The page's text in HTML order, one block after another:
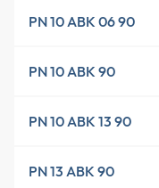
PN 10 ABK 06 90
PN 10 ABK 90
PN 10 ABK 13 90
PN 13 ABK 90